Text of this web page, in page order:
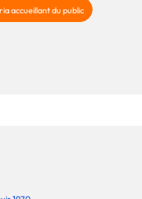
accueillant du public